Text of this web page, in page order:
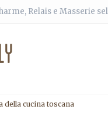
Relais e Masserie
della cucina toscana